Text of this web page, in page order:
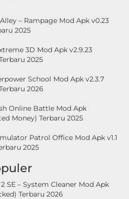
– Rampage Mod Apk v0.23
2025
3D Mod Apk v2.9.23
2025
School Mod Apk v2.3.7
2026
Online Battle Mod Apk
Money) Terbaru 2025
Patrol Office Mod Apk v1.1
2025
SE – System Cleaner Mod Apk
Terbaru 2026